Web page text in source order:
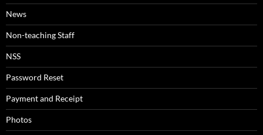
News
Non-teaching Staff
NSS
Password Reset
Payment and Receipt
Photos